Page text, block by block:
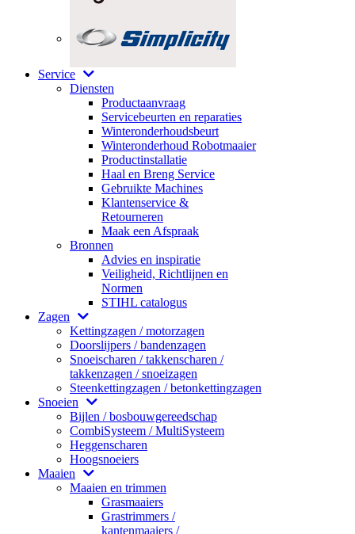
Service
Diensten
Productaanvraag
Servicebeurten en reparaties
Winteronderhoudsbeurt
Winteronderhoud Robotmaaier
Productinstallatie
Haal en Breng Service
Gebruikte Machines
Klantenservice &
Retourneren
Maak een Afspraak
Bronnen
Advies en inspiratie
Veiligheid, Richtlijnen en
Normen
STIHL catalogus
Zagen
Kettingzagen / motorzagen
Doorslijpers / bandenzagen
Snoeischaren / takkenscharen /
takkenzagen / snoeizagen
Steenkettingzagen / betonkettingzagen
Snoeien
Bijlen / bosbouwgereedschap
CombiSysteem / MultiSysteem
Heggenscharen
Hoogsnoeiers
Maaien
Maaien en trimmen
Grasmaaiers
Grastrimmers /
kantenmaaiers /